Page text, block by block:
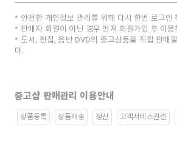
안전한 개인정보 관리를 위해 다시 한번 로그인
판매자 회원이 아닌 경우 먼저 회원가입 후 이용
도서, 전집, 음반 DVD의 중고상품을 직접 판매
다.
중고샵 판매관리 이용안내
상품등록 상품배송 정산 고객서비스관련